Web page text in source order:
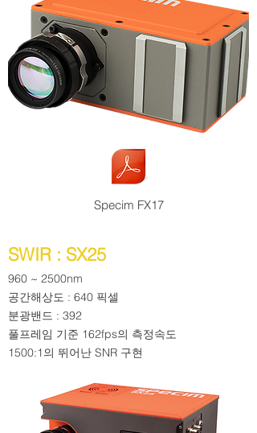
Specim FX17
SWIR : SX25
960 ~ 2500nm
공간해상도 : 640 픽셀
분광밴드 : 392
풀프레임 기준 162fps의 측정속도
​1500:1의 뛰어난 SNR 구현